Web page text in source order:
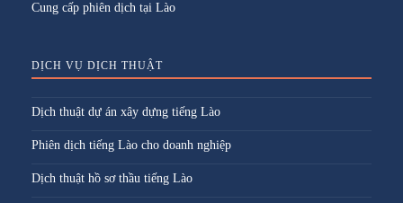
Cung cấp phiên dịch tại Lào
DỊCH VỤ DỊCH THUẬT
Dịch thuật dự án xây dựng tiếng Lào
Phiên dịch tiếng Lào cho doanh nghiệp
Dịch thuật hồ sơ thầu tiếng Lào